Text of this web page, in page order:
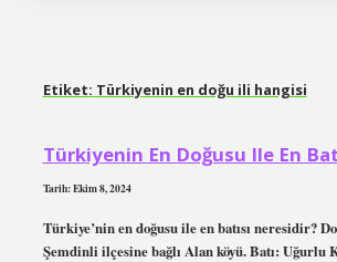
Etiket: Türkiyenin en doğu ili hangisi
Türkiyenin En Doğusu Ile En
Tarih: Ekim 8, 2024
Türkiye’nin en doğusu ile en batısı neresidir?
Şemdinli ilçesine bağlı Alan köyü. Batı: Uğurlu